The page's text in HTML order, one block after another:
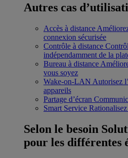
Autres cas
Accès à distance
connexion sécurisée
Contrôle à distance
indépendamment de la
Bureau à distance
vous soyez
Wake-on-LAN Autorisez
appareils
Partage d’écran
Smart Service
Selon le besoin
pour les différentes